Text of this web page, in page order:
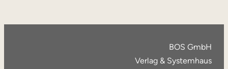
BOS GmbH
Verlag & Systemhaus